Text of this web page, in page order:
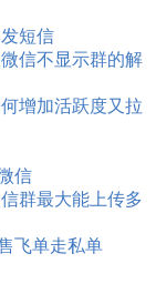
短信
信不显示群的解
增加活跃度又拉
信
群最大能上传多
飞单走私单